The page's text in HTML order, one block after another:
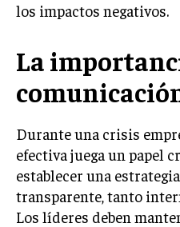
LIDERAZGO
EMPRENDIMIENTO
PLANIFICACIÓN
FINANZAS
FINANZAS Y
GESTIÓN DE
INVERSIONES Y
los impactos negativos.
La
Durante una crisis
efectiva juega un papel
establecer una
transparente, tanto
Los líderes deben